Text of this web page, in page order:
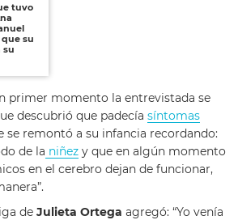
tuvo
su
su
primer momento la entrevistada se
descubrió que padecía síntomas
se remontó a su infancia recordando:
de la niñez y que en algún momento
en el cerebro dejan de funcionar,
de Julieta Ortega agregó: “Yo venía